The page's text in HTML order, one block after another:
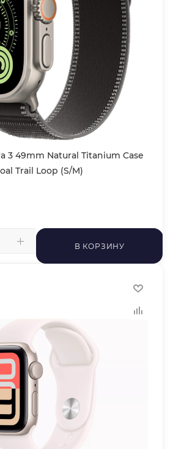
3 49mm Natural Titanium Case
Trail Loop (S/M)
В КОРЗИНУ